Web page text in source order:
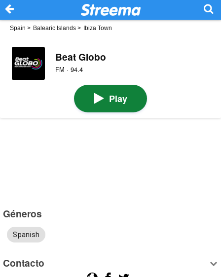
Spain > Balearic Islands > Ibiza Town
Beat Globo
FM · 94.4
Play
Géneros
Spanish
Contacto